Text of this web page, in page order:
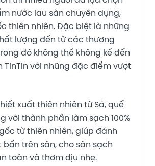
nước lau sàn chuyên dụng,
thiên nhiên. Đặc biệt là những
lượng đến từ các thương
đó không thể không kể đến
TinTin với những đặc điểm vượt
xuất thiên nhiên từ Sả, quế
với thành phần làm sạch 100%
từ thiên nhiên, giúp đánh
bẩn trên sàn, cho sàn sạch
toàn và thơm dịu nhẹ.